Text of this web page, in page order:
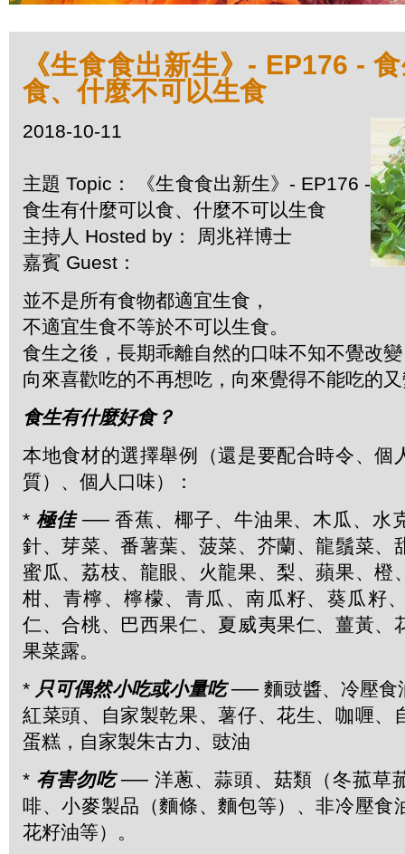
《生食食出新生》- EP176 -
食、什麼不可以生食
2018-10-11
主題 Topic： 《生食食出新生》- EP176 -
食生有什麼可以食、什麼不可以生食
主持人 Hosted by： 周兆祥博士
嘉賓 Guest：
並不是所有食物都適宜生食，
不適宜生食不等於不可以生食。
食生之後，長期乖離自然的口味不知不覺改變
向來喜歡吃的不再想吃，向來覺得不能吃的
食生有什麼好食？
本地食材的選擇舉例（還是要配合時令、個
質）、個人口味）：
* 極佳── 香蕉、椰子、牛油果、木瓜、水
針、芽菜、番薯葉、菠菜、芥蘭、龍鬚菜、
蜜瓜、荔枝、龍眼、火龍果、梨、蘋果、橙
柑、青檸、檸檬、青瓜、南瓜籽、葵瓜籽
仁、合桃、巴西果仁、夏威夷果仁、薑黃、
果菜露。
* 只可偶然小吃或小量吃── 麵豉醬、冷壓食
紅菜頭、自家製乾果、薯仔、花生、咖喱、
蛋糕，自家製朱古力、豉油
* 有害勿吃── 洋蔥、蒜頭、菇類（冬菰草
啡、小麥製品（麵條、麵包等）、非冷壓食
花籽油等）。